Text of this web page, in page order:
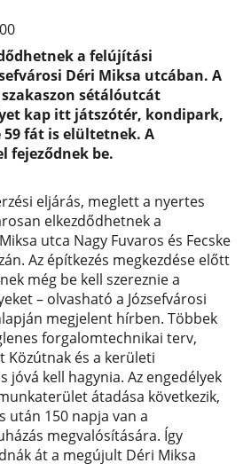
a felújítási
Déri Miksa utcában. A
sétálóutcát
kap itt játszótér, kondipark,
fát is elültetnek. A
fejeződnek be.
eljárás, meglett a nyertes
elkezdődhetnek a
utca Nagy Fuvaros és Fecske
Az építkezés megkezdése előtt
még be kell szereznie a
– olvasható a Józsefvárosi
megjelent hírben. Többek
forgalomtechnikai terv,
Közútnak és a kerületi
jóvá kell hagynia. Az engedélyek
átadása következik,
után 150 napja van a
megvalósítására. Így
át a megújult Déri Miksa